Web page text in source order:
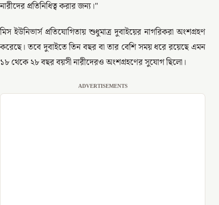
নারীদের প্রতিনিধিত্ব করার জন্য।"
মিস ইউনিভার্স প্রতিযোগিতায় শুধুমাত্র দুবাইয়ের নাগরিকরা অংশগ্রহণ
করেছে। তবে দুবাইতে তিন বছর বা তার বেশি সময় ধরে রয়েছে এমন
১৮ থেকে ২৮ বছর বয়সী নারীদেরও অংশগ্রহণের সুযোগ ছিলো।
ADVERTISEMENTS